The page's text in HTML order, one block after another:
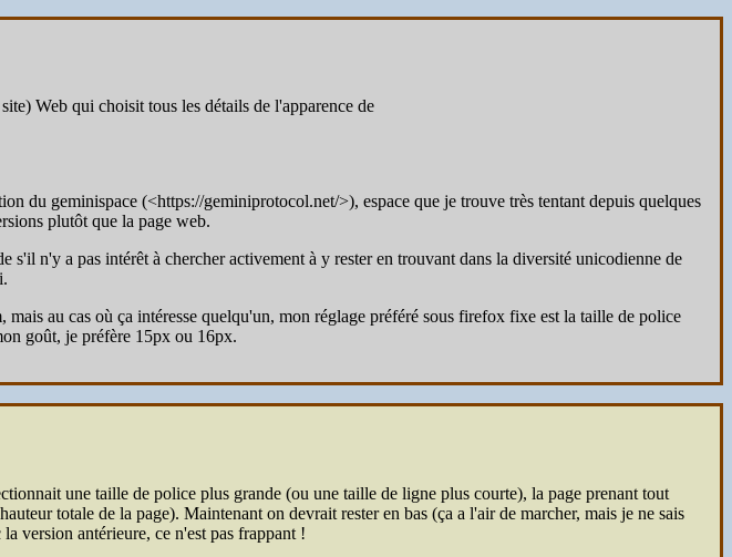
Web qui choisit tous les détails de l'apparence de
du geminispace (<https://geminiprotocol.net/>), espace que je trouve très tentant depuis quelques
plutôt que la page web.
s'il n'y a pas intérêt à chercher activement à y rester en trouvant dans la diversité unicodienne de
au cas où ça intéresse quelqu'un, mon réglage préféré sous firefox fixe est la taille de police
goût, je préfère 15px ou 16px.
une taille de police plus grande (ou une taille de ligne plus courte), la page prenant tout
totale de la page). Maintenant on devrait rester en bas (ça a l'air de marcher, mais je ne sais
version antérieure, ce n'est pas frappant !